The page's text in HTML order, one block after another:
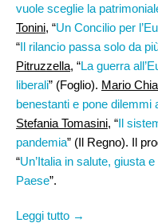
vuole sceglie la
Tonini, “Un Concilio per
“Il rilancio passa solo da
Pitruzzella, “La guerra
liberali” (Foglio). Mario
benestanti e pone dilemmi
Stefania Tomasini, “Il
pandemia” (Il Regno). Il
“Un’Italia in salute, giusta
Paese”.
Leggi tutto →